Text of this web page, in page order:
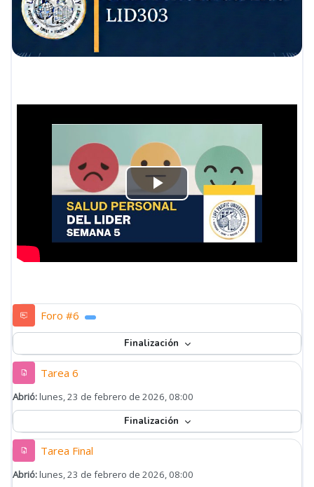
Reproducir
Vídeo
Foro #6
Finalización
Tarea 6
Abrió:lunes, 23 de febrero de 2026, 08:00
Finalización
Tarea Final
Abrió:lunes, 23 de febrero de 2026, 08:00